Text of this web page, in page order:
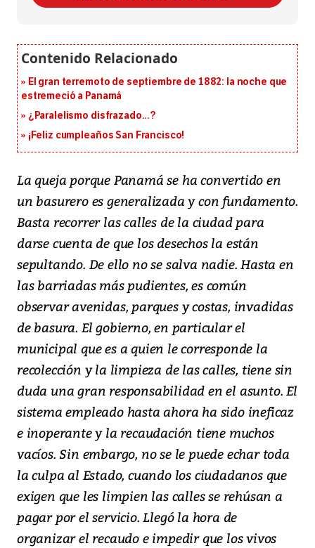
El gran terremoto de septiembre de 1882: la noche que
estremeció a Panamá
¿Paralelismo disfrazado...?
¡Feliz cumpleaños San Francisco!
La queja porque Panamá se ha convertido en
un basurero es generalizada y con fundamento.
Basta recorrer las calles de la ciudad para
darse cuenta de que los desechos la están
sepultando. De ello no se salva nadie. Hasta en
las barriadas más pudientes, es común
observar avenidas, parques y costas, invadidas
de basura. El gobierno, en particular el
municipal que es a quien le corresponde la
recolección y la limpieza de las calles, tiene sin
duda una gran responsabilidad en el asunto. El
sistema empleado hasta ahora ha sido ineficaz
e inoperante y la recaudación tiene muchos
vacíos. Sin embargo, no se le puede echar toda
la culpa al Estado, cuando los ciudadanos que
exigen que les limpien las calles se rehúsan a
pagar por el servicio. Llegó la hora de
organizar el recaudo e impedir que los vivos